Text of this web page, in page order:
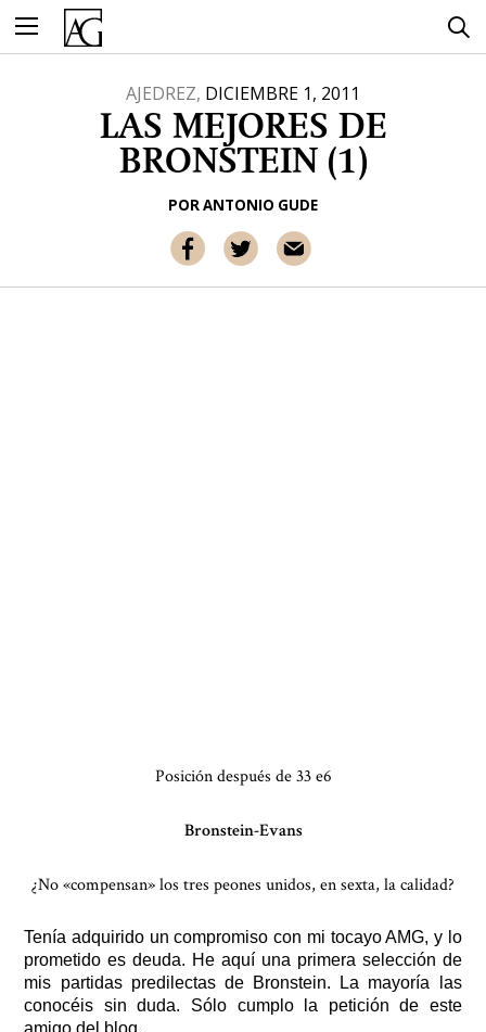
contenido
AJEDREZ, DICIEMBRE 1, 2011
LAS MEJORES DE
BRONSTEIN (1)
PORANTONIO GUDE
Posición después de 33 e6
Bronstein-Evans
¿No «compensan» los tres peones unidos, en sexta, la calidad?
Tenía adquirido un compromiso con mi tocayo AMG, y lo
prometido es deuda. He aquí una primera selección de
mis partidas predilectas de Bronstein. La mayoría las
conocéis sin duda. Sólo cumplo la petición de este